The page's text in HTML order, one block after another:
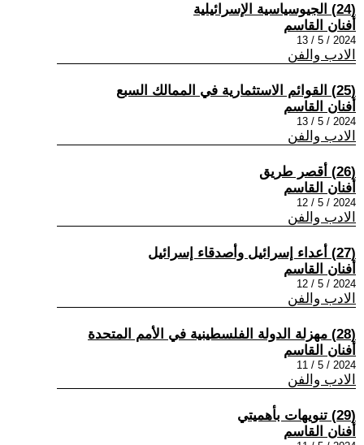
(24) الجيوسياسية الإسرائيلية
أفنان القاسم
2024 / 5 / 13
الادب والفن
(25) القوائم الاستثمارية في الممالك السبع
أفنان القاسم
2024 / 5 / 13
الادب والفن
(26) أقصر طريق
أفنان القاسم
2024 / 5 / 12
الادب والفن
(27) أعداء إسرائيل وأصدقاء إسرائيل
أفنان القاسم
2024 / 5 / 12
الادب والفن
(28) مهزلة الدولة الفلسطينية في الأمم المتحدة
أفنان القاسم
2024 / 5 / 11
الادب والفن
(29) تنويهات بأهميتي
أفنان القاسم